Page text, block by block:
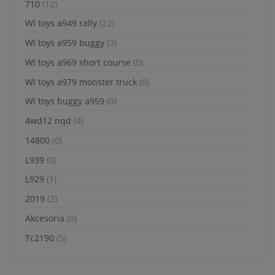
710 (12)
Wl toys a949 rally (22)
Wl toys a959 buggy (3)
Wl toys a969 short course (0)
Wl toys a979 monster truck (0)
Wl toys buggy a959 (0)
4wd12 nqd (4)
14800 (0)
L939 (0)
L929 (1)
2019 (2)
Akcesoria (0)
Tc2190 (5)
GROUP sp. z o.o. związane z
gromadzeniem i
przetwarzaniem wszelkich
danych są ukierunkowane
poczucia pełnego
bezpieczeństwa oraz
legalności przetwarzania na